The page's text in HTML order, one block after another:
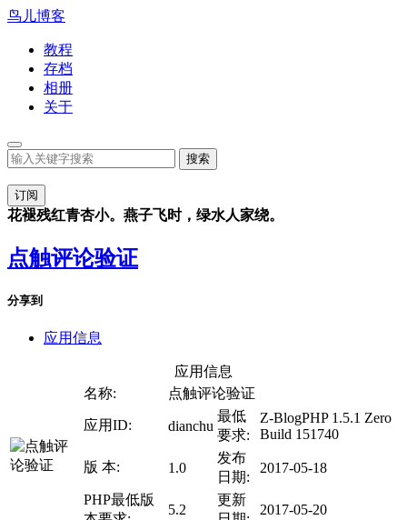
鸟儿博客
教程
存档
相册
关于
订阅
花褪残红青杏小。燕子飞时，绿水人家绕。
点触评论验证
分享到
应用信息
应用信息
名称:
点触评论验证
应用ID: dianchu
最低
要求:
Z-BlogPHP 1.5.1 Zero
Build 151740
版 本: 1.0
发布
日期:
2017-05-18
PHP最低版
5.2
更新
2017-05-20